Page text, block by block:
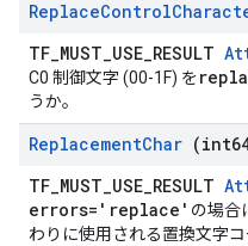
ReplaceControl
TF_MUST_USE_RESULT
C0 制御文字 (00-1F) を
うか。
ReplacementChar
TF_MUST_USE_RESULT
errors='replace' の場合
わりに使用される置換文字コ